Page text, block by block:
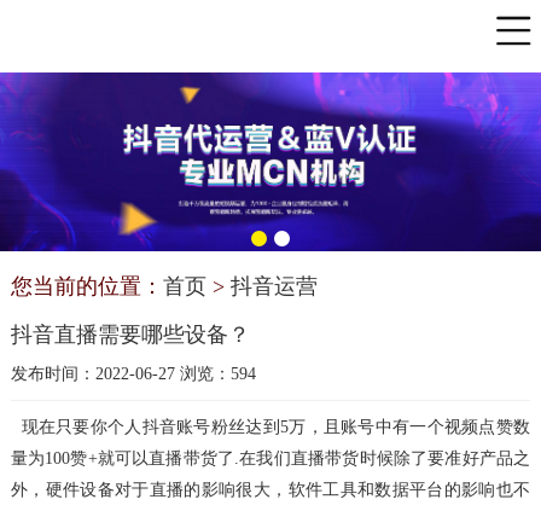
您当前的位置： 首页> 抖音运营
抖音直播需要哪些设备？
发布时间：2022-06-27 浏览：594
现在只要你个人抖音账号粉丝达到5万，且账号中有一个视频点赞数
量为100赞+就可以直播带货了.在我们直播带货时候除了要准好产品之
外，硬件设备对于直播的影响很大，软件工具和数据平台的影响也不